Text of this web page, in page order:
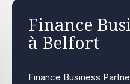
Finance
à Belfort
Finance Business